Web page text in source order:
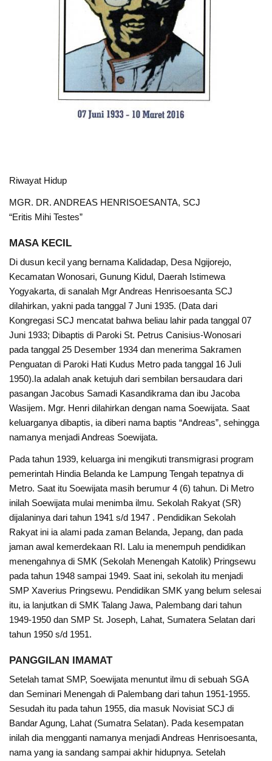
Riwayat Hidup
MGR. DR. ANDREAS HENRISOESANTA, SCJ
“Eritis Mihi Testes”
MASA KECIL
Di dusun kecil yang bernama Kalidadap, Desa Ngijorejo,
Kecamatan Wonosari, Gunung Kidul, Daerah Istimewa
Yogyakarta, di sanalah Mgr Andreas Henrisoesanta SCJ
dilahirkan, yakni pada tanggal 7 Juni 1935. (Data dari
Kongregasi SCJ mencatat bahwa beliau lahir pada tanggal 07
Juni 1933; Dibaptis di Paroki St. Petrus Canisius-Wonosari
pada tanggal 25 Desember 1934 dan menerima Sakramen
Penguatan di Paroki Hati Kudus Metro pada tanggal 16 Juli
1950).Ia adalah anak ketujuh dari sembilan bersaudara dari
pasangan Jacobus Samadi Kasandikrama dan ibu Jacoba
Wasijem. Mgr. Henri dilahirkan dengan nama Soewijata. Saat
keluarganya dibaptis, ia diberi nama baptis “Andreas”, sehingga
namanya menjadi Andreas Soewijata.
Pada tahun 1939, keluarga ini mengikuti transmigrasi program
pemerintah Hindia Belanda ke Lampung Tengah tepatnya di
Metro. Saat itu Soewijata masih berumur 4 (6) tahun. Di Metro
inilah Soewijata mulai menimba ilmu. Sekolah Rakyat (SR)
dijalaninya dari tahun 1941 s/d 1947 . Pendidikan Sekolah
Rakyat ini ia alami pada zaman Belanda, Jepang, dan pada
jaman awal kemerdekaan RI. Lalu ia menempuh pendidikan
menengahnya di SMK (Sekolah Menengah Katolik) Pringsewu
pada tahun 1948 sampai 1949. Saat ini, sekolah itu menjadi
SMP Xaverius Pringsewu. Pendidikan SMK yang belum selesai
itu, ia lanjutkan di SMK Talang Jawa, Palembang dari tahun
1949-1950 dan SMP St. Joseph, Lahat, Sumatera Selatan dari
tahun 1950 s/d 1951.
PANGGILAN IMAMAT
Setelah tamat SMP, Soewijata menuntut ilmu di sebuah SGA
dan Seminari Menengah di Palembang dari tahun 1951-1955.
Sesudah itu pada tahun 1955, dia masuk Novisiat SCJ di
Bandar Agung, Lahat (Sumatra Selatan). Pada kesempatan
inilah dia mengganti namanya menjadi Andreas Henrisoesanta,
nama yang ia sandang sampai akhir hidupnya. Setelah